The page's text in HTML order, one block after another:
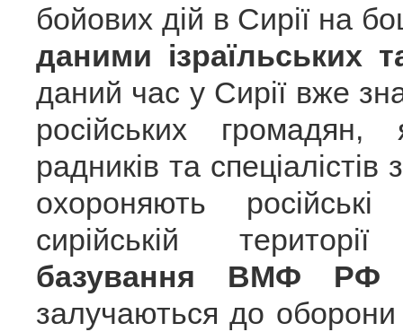
бойових дій в Сирії на
даними ізраїльських
даний час у Сирії вже
російських громадян,
радників та
охороняють
сирійській
базування ВМФ РФ
залучаються до